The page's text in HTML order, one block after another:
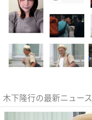
木下隆行の最新ニュース